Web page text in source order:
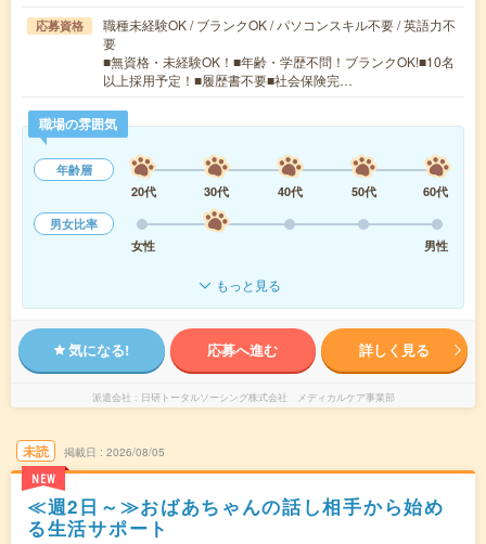
応募資格
職種未経験OK / ブランクOK / パソコンスキル不要 / 英語力不
要
■無資格・未経験OK！■年齢・学歴不問！ブランクOK!■10名
以上採用予定！■履歴書不要■社会保険完…
職場の雰囲気
年齢層
20代
30代 40代 50代
60代
男女比率
女性
男性
もっと見る
気になる! 応募へ進む 詳しく見る
派遣会社 日研トータルソーシング株式会社 メディカルケア事業部
未読
NEW
掲載日 2026/08/05
≪週2日～≫おばあちゃんの話し相手から始め
る生活サポート